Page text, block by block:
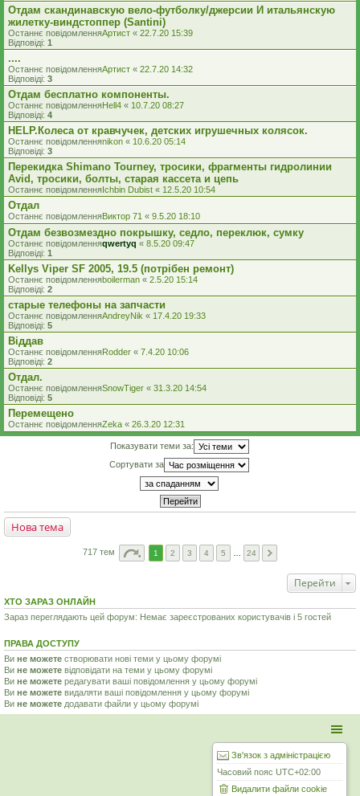
Отдам скандинавскую вело-футболку/джерсии И итальянскую
жилетку-виндстоппер (Santini)
Останнє повідомленняАртист « 22.7.20 15:39
Відповіді: 1
....
Останнє повідомленняАртист « 22.7.20 14:32
Відповіді: 3
Отдам бесплатно компоненты.
Останнє повідомленняHell4 « 10.7.20 08:27
Відповіді: 4
HELP.Колеса от кравчучек, детских игрушечных колясок.
Останнє повідомленняnikon « 10.6.20 05:14
Відповіді: 3
Перекидка Shimano Tourney, тросики, фрагменты гидролинии
Avid, тросики, болты, старая кассета и цепь
Останнє повідомленняIchbin Dubist « 12.5.20 10:54
Отдал
Останнє повідомленняВиктор 71 « 9.5.20 18:10
Отдам безвозмездно покрышку, седло, переклюк, сумку
Останнє повідомленняqwertyq « 8.5.20 09:47
Відповіді: 1
Kellys Viper SF 2005, 19.5 (потрібен ремонт)
Останнє повідомленняboilerman « 2.5.20 15:14
Відповіді: 2
старые телефоны на запчасти
Останнє повідомленняAndreyNik « 17.4.20 19:33
Відповіді: 5
Віддав
Останнє повідомленняRodder « 7.4.20 10:06
Відповіді: 2
Отдал.
Останнє повідомленняSnowTiger « 31.3.20 14:54
Відповіді: 5
Перемещено
Останнє повідомленняZeka « 26.3.20 12:31
Показувати теми за:
Сортувати за
Нова тема
717 тем 1 2 3 4 5 24
Перейти
ХТО ЗАРАЗ ОНЛАЙН
Зараз переглядають цей форум: Немає зареєстрованих користувачів і 5 гостей
ПРАВА ДОСТУПУ
Ви не можете створювати нові теми у цьому форумі
Ви не можете відповідати на теми у цьому форумі
Ви не можете редагувати ваші повідомлення у цьому форумі
Ви не можете видаляти ваші повідомлення у цьому форумі
Ви не можете додавати файли у цьому форумі
Зв'язок з адміністрацією
Часовий пояс UTC+02:00
Видалити файли cookie